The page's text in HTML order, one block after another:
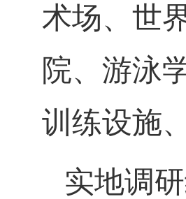
术场、世
院、游泳
训练设施
实地调